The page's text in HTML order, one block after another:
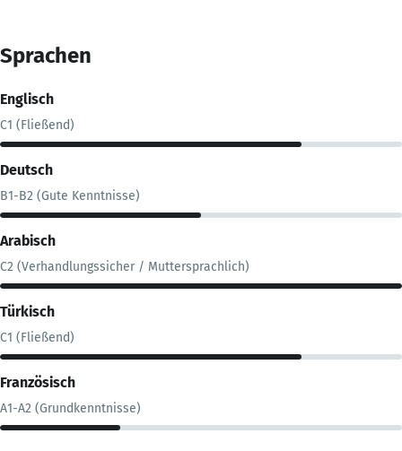
Sprachen
Englisch
C1 (Fließend)
Deutsch
B1-B2 (Gute Kenntnisse)
Arabisch
C2 (Verhandlungssicher / Muttersprachlich)
Türkisch
C1 (Fließend)
Französisch
A1-A2 (Grundkenntnisse)